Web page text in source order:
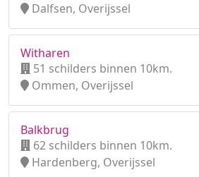
Dalfsen, Overijssel
Witharen
51 schilders binnen 10km.
Ommen, Overijssel
Balkbrug
62 schilders binnen 10km.
Hardenberg, Overijssel